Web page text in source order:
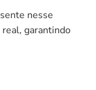
nesse
garantindo